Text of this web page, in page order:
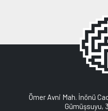
Ömer Avni Mah. İnönü
Gümüşsuyu,